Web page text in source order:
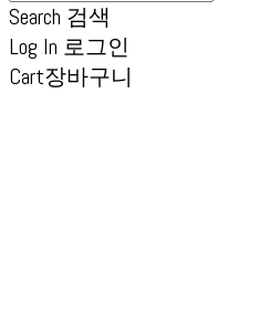
Search 검색
Log In 로그인
Cart장바구니